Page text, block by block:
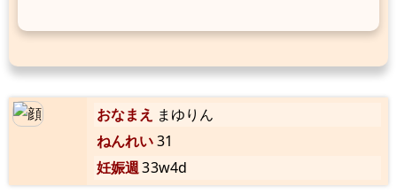
おなまえ まゆりん
ねんれい31
妊娠週33w4d